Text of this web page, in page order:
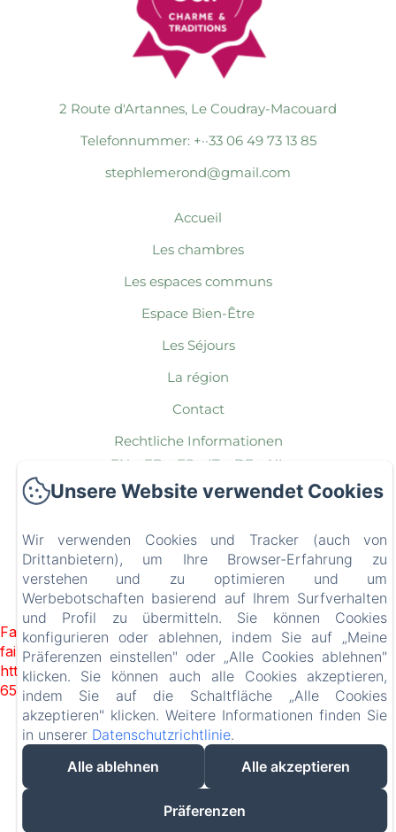
2 Route d'Artannes, Le Coudray-Macouard
Telefonnummer: +··33 06 49 73 13 85
stephlemerond@gmail.com
Accueil
Les chambres
Les espaces communs
Espace Bien-Être
Les Séjours
La région
Contact
Rechtliche Informationen
EN
FR ES IT DE NL
Failed to load BookingEngine/index: Loading chunk 93
failed. (missing:
https://d1cmur5l0xva3h.cloudfront.net/packs/93-
65acea04403f90f9-51549dd374e3067c.js)
Unsere Website verwendet Cookies
Wir verwenden Cookies und Tracker (auch von
Drittanbietern), um Ihre Browser-Erfahrung zu
verstehen und zu optimieren und um
Werbebotschaften basierend auf Ihrem Surfverhalten
und Profil zu übermitteln. Sie können Cookies
konfigurieren oder ablehnen, indem Sie auf „Meine
Präferenzen einstellen" oder „Alle Cookies ablehnen"
klicken. Sie können auch alle Cookies akzeptieren,
indem Sie auf die Schaltfläche „Alle Cookies
akzeptieren" klicken. Weitere Informationen finden Sie
in unserer Datenschutzrichtlinie.
Alle ablehnen
Alle akzeptieren
Präferenzen